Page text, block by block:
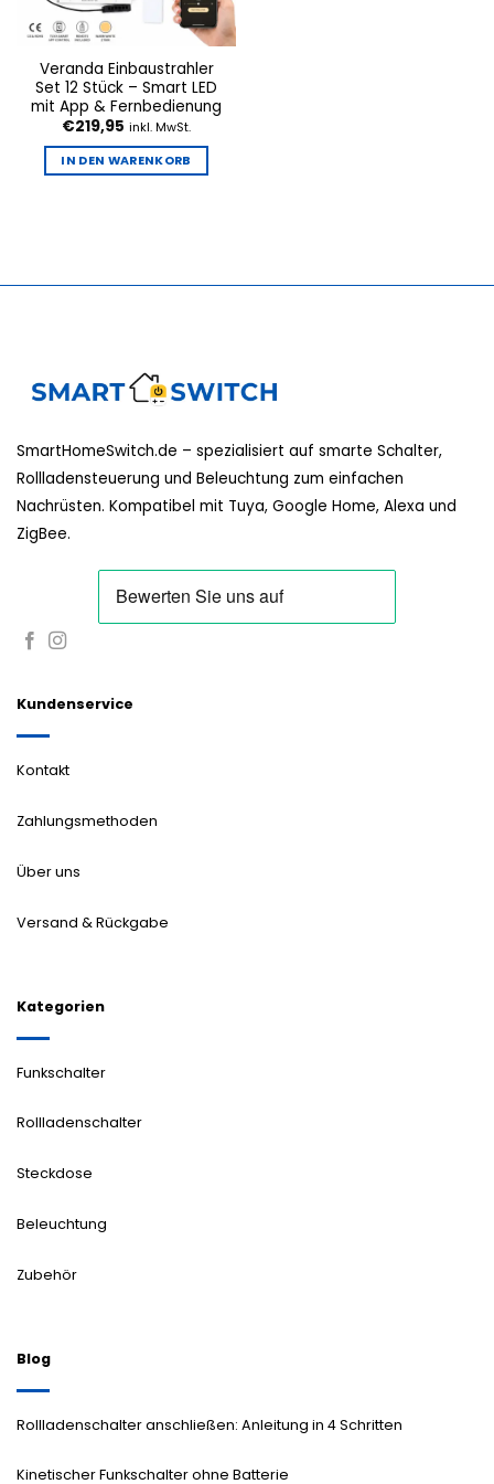
Veranda Einbaustrahler
Set 12 Stück – Smart LED
mit App & Fernbedienung
€219,95 inkl. MwSt.
IN DEN WARENKORB
SmartHomeSwitch.de – spezialisiert auf smarte Schalter,
Rollladensteuerung und Beleuchtung zum einfachen
Nachrüsten. Kompatibel mit Tuya, Google Home, Alexa und
ZigBee.
Kundenservice
Kontakt
Zahlungsmethoden
Über uns
Versand & Rückgabe
Kategorien
Funkschalter
Rollladenschalter
Steckdose
Beleuchtung
Zubehör
Blog
Rollladenschalter anschließen: Anleitung in 4 Schritten
Kinetischer Funkschalter ohne Batterie